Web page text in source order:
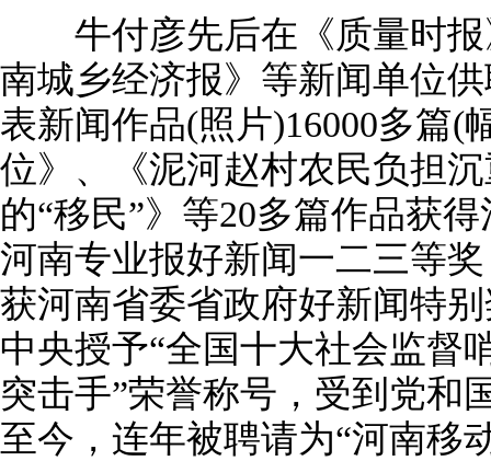
牛付彦先后在《质量时报
南城乡经济报》等新闻单位
表新闻作品(照片)16000多篇(
位》、《泥河赵村农民负担
的“移民”》等20多篇作品获
河南专业报好新闻一二三等
获河南省委省政府好新闻特
中央授予“全国十大社会监督
突击手”荣誉称号，受到党和
至今，连年被聘请为“河南移